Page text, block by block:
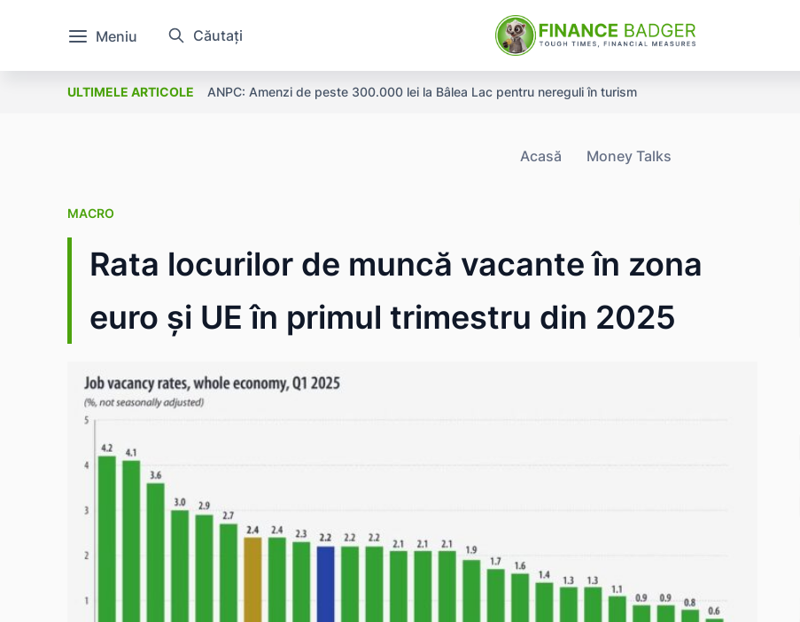
Meniu Căutați
ULTIMELE ARTICOLE ANPC: Amenzi de peste 300.000 lei la Bâlea Lac pentru nereguli în turism
Acasă Money Talks
MACRO
Rata locurilor de muncă vacante în zona
euro și UE în primul trimestru din 2025